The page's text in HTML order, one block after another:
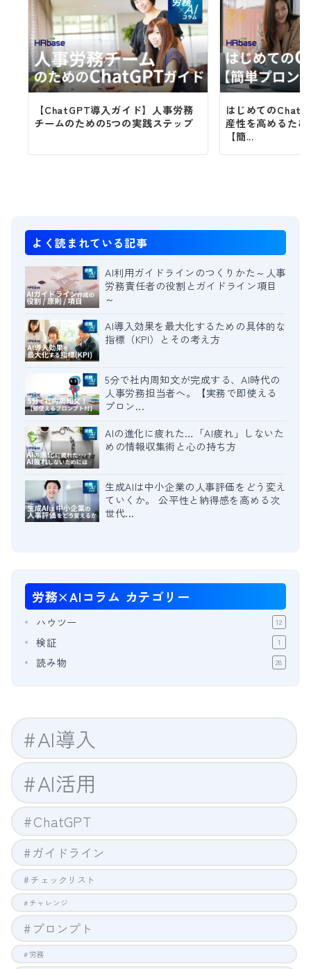
【ChatGPT導入ガイド】人事労務
チームのための5つの実践ステップ
はじめての
産性を高めるた
【簡...
よく読まれている記事
AI利用ガイドラインのつくりかた～人事
労務責任者の役割とガイドライン項目
～
AI導入効果を最大化するための具体的な
指標（KPI）とその考え方
5分で社内周知文が完成する、AI時代の
人事労務担当者へ。【実務で即使える
プロン...
AIの進化に疲れた…「AI疲れ」しないた
めの情報収集術と心の持ち方
生成AIは中小企業の人事評価をどう変え
ていくか。 公平性と納得感を高める次
世代...
労務×AIコラム カテゴリー
ハウツー 12
検証 1
読み物 28
AI導入
AI活用
ChatGPT
ガイドライン
チェックリスト
チャレンジ
プロンプト
労務